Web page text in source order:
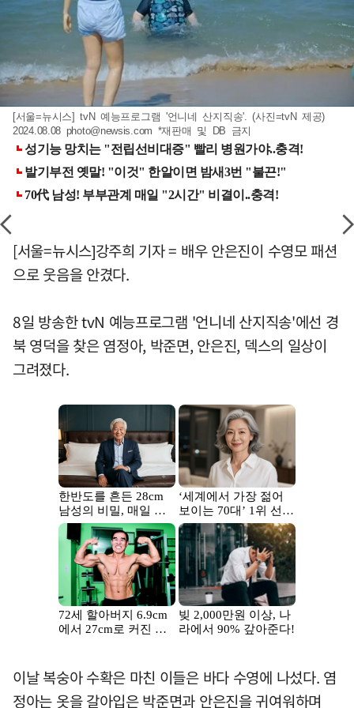
[서울=뉴시스] tvN 예능프로그램 '언니네 산지직송'. (사진=tvN 제공)
2024.08.08 photo@newsis.com *재판매 및 DB 금지
[서울=뉴시스]강주희 기자 = 배우 안은진이 수영모 패션
으로 웃음을 안겼다.
8일 방송한 tvN 예능프로그램 '언니네 산지직송'에선 경
북 영덕을 찾은 염정아, 박준면, 안은진, 덱스의 일상이
그려졌다.
이날 복숭아 수확은 마친 이들은 바다 수영에 나섰다. 염
정아는 옷을 갈아입은 박준면과 안은진을 귀여워하며